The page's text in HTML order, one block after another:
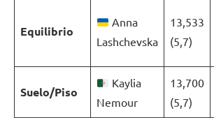
Equilibrio
Anna
Lashchevska
13,533
(5,7)
Suelo/Piso
Kaylia
Nemour
13,700
(5,7)